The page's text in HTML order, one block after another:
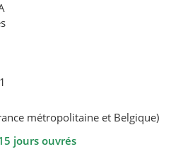
métropolitaine et Belgique)
jours ouvrés